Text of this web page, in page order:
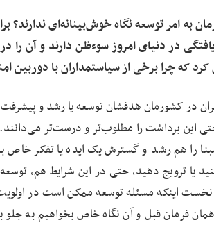
به امر توسعه نگاه خوش‌بینانه‌ای ندارند؟
در دنیای امروز سوءظن دارند و آن را
که چرا برخی از سیاستمداران با دوربین
در کشورمان هدفشان توسعه یا رشد و
برداشت را مطلوب‌تر و درست‌تر می‌دانند.
را هم رشد و گسترش یک ایده یا تفکر خاص
یا ترویج دهید، حتی در این شرایط هم،
نخست اینکه مسئله توسعه ممکن است در
فرمان قبل و آن نگاه خاص بخواهیم به